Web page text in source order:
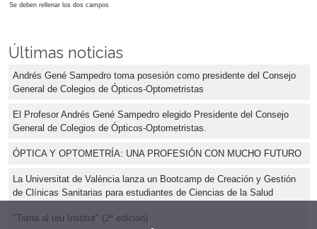
Se deben rellenar los dos campos
Últimas noticias
Andrés Gené Sampedro toma posesión como presidente del Consejo
General de Colegios de Ópticos-Optometristas
El Profesor Andrés Gené Sampedro elegido Presidente del Consejo
General de Colegios de Ópticos-Optometristas.
ÓPTICA Y OPTOMETRÍA: UNA PROFESIÓN CON MUCHO FUTURO
La Universitat de València lanza un Bootcamp de Creación y Gestión
de Clínicas Sanitarias para estudiantes de Ciencias de la Salud
"Torna al teu Institut" (2ª edición)